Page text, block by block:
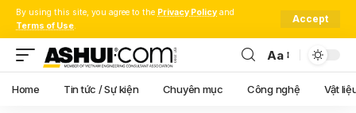
By using this site, you agree to the Privacy Policy and
Terms of Use.
Accept
Font
Resizer
Aa
Home Tin tức / Sự kiện Chuyên mục Công nghệ Vật